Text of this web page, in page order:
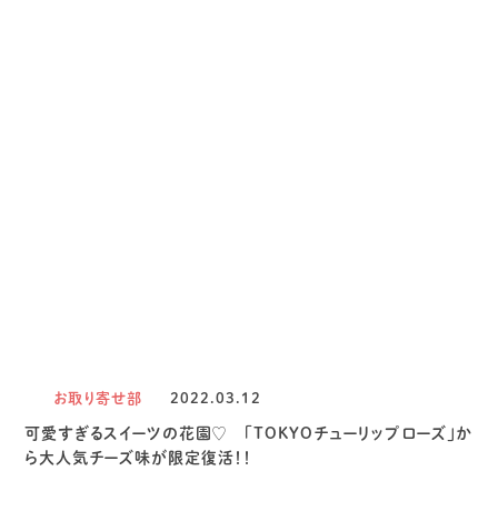
お取り寄せ部 2022.03.12
可愛すぎるスイーツの花園♡ 「TOKYOチューリップローズ」か
ら大人気チーズ味が限定復活！！